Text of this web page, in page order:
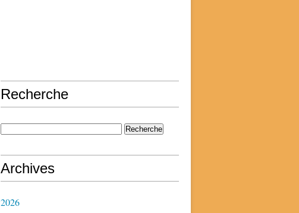
Recherche
Archives
2026